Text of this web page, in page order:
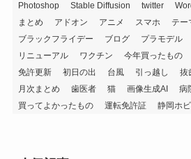
Photoshop
Stable Diffusion twitter
まとめ
アドオン アニメ スマホ テー
ブラックフライデー
ブログ プラモデル
リニューアル
ワクチン 今年買ったもの
免許更新
初日の出 台風 引っ越し 抜
月次まとめ
歯医者 猫 画像生成AI 病
買ってよかったもの
運転免許証 静岡ホ